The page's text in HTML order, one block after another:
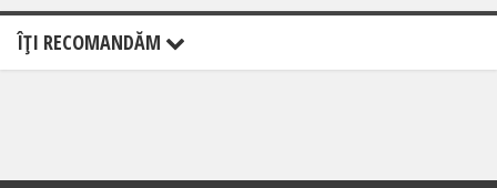
ÎŢI RECOMANDĂM